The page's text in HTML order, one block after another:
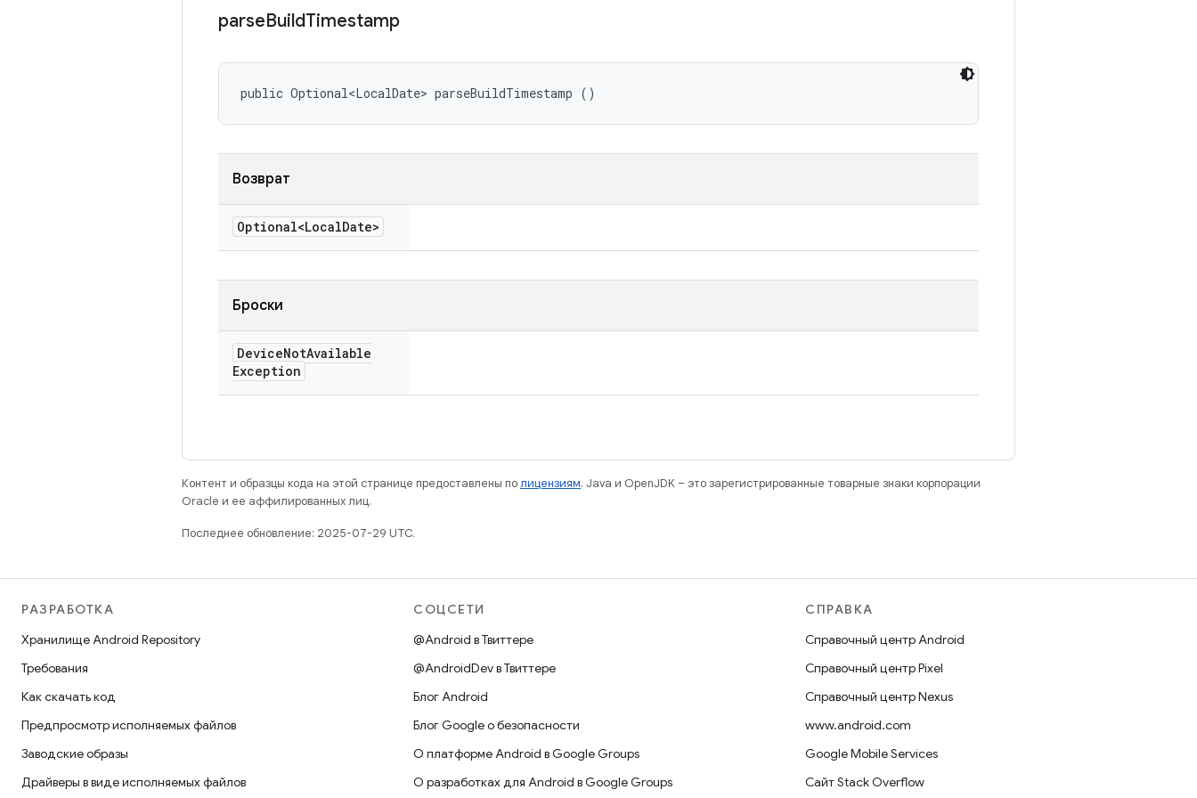
parseBuildTimestamp
public Optional<LocalDate> parseBuildTimestamp ()
Возврат
Optional<LocalDate>
Броски
DeviceNotAvailable
Exception
Контент и образцы кода на этой странице предоставлены полицензиям. Java и OpenJDK – это зарегистрированные товарные знаки корпорации
Oracle и ее аффилированных лиц.
Последнее обновление: 2025-07-29 UTC.
РАЗРАБОТКА
Хранилище Android Repository
Требования
Как скачать код
Предпросмотр исполняемых файлов
Заводские образы
Драйверы в виде исполняемых файлов
СОЦСЕТИ
@Android в Твиттере
@AndroidDev в Твиттере
Блог Android
Блог Google о безопасности
О платформе Android в Google Groups
О разработках для Android в Google Groups
СПРАВКА
Справочный центр Android
Справочный центр Pixel
Справочный центр Nexus
www.android.com
Google Mobile Services
Сайт Stack Overflow